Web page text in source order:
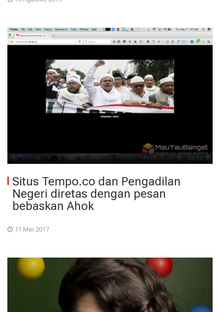
Situs Tempo.co dan Pengadilan
Negeri diretas dengan pesan
bebaskan Ahok
11 Mei 2017